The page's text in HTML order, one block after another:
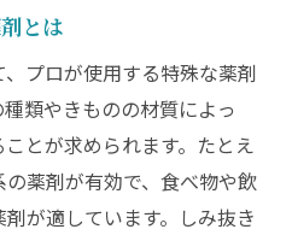
とは
プロが使用する特殊な薬剤
類やきものの材質によっ
とが求められます。たとえ
薬剤が有効で、食べ物や飲
が適しています。しみ抜き